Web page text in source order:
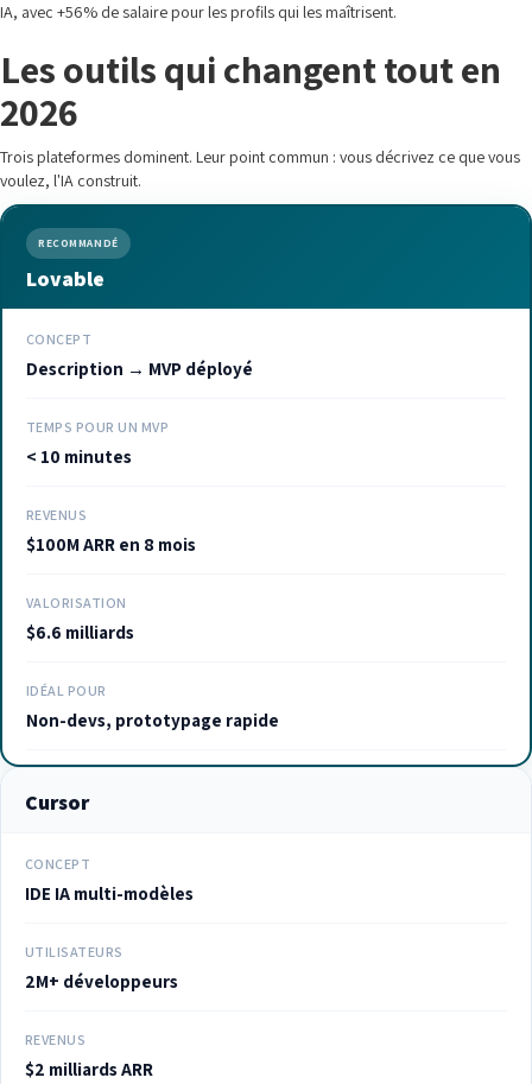
IA, avec +56% de salaire pour les profils qui les maîtrisent.
Les outils qui changent tout en
2026
Trois plateformes dominent. Leur point commun : vous décrivez ce que vous
voulez, l'IA construit.
RECOMMANDÉ
Lovable
CONCEPT
Description → MVP déployé
TEMPS POUR UN MVP
< 10 minutes
REVENUS
$100M ARR en 8 mois
VALORISATION
$6.6 milliards
IDÉAL POUR
Non-devs, prototypage rapide
Cursor
CONCEPT
IDE IA multi-modèles
UTILISATEURS
2M+ développeurs
REVENUS
$2 milliards ARR